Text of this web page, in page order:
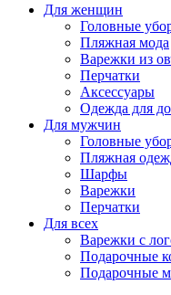
Для женщин
Головные
Пляжная мода
Варежки из
Перчатки
Аксессуары
Одежда для
Для мужчин
Головные
Пляжная
Шарфы
Варежки
Перчатки
Для всех
Варежки с
Подарочные
Подарочные